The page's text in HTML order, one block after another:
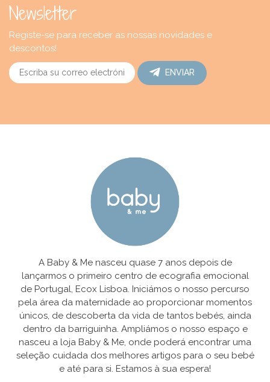
Newsletter
Registe-se para receber as nossas novidades e
descontos!
ENVIAR
A Baby & Me nasceu quase 7 anos depois de
lançarmos o primeiro centro de ecografia emocional
de Portugal, Ecox Lisboa. Iniciámos o nosso percurso
pela área da maternidade ao proporcionar momentos
únicos, de descoberta da vida de tantos bebés, ainda
dentro da barriguinha. Ampliámos o nosso espaço e
nasceu a loja Baby & Me, onde poderá encontrar uma
seleção cuidada dos melhores artigos para o seu bebé
e até para si. Estamos à sua espera!